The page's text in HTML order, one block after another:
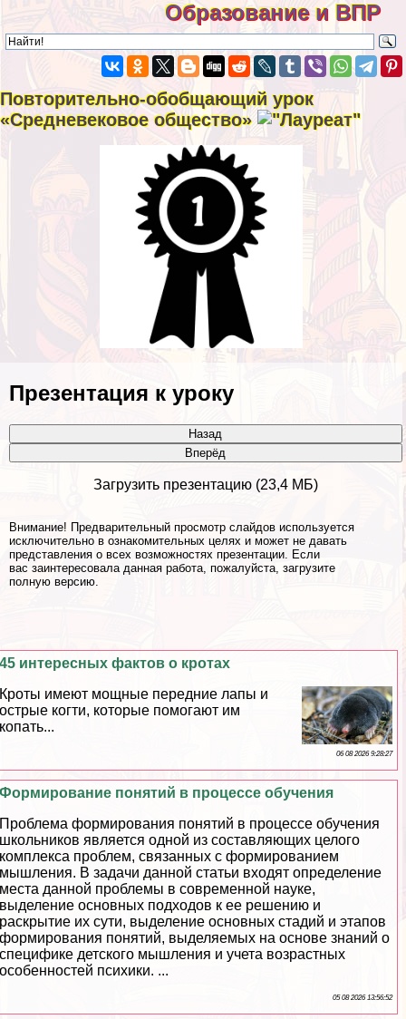
Образование и ВПР
Повторительно-обобщающий урок
«Средневековое общество»
Презентация к уроку
Назад
Вперёд
Загрузить презентацию (23,4 МБ)
Внимание! Предварительный просмотр слайдов используется
исключительно в ознакомительных целях и может не давать
представления о всех возможностях презентации. Если
вас заинтересовала данная работа, пожалуйста, загрузите
полную версию.
45 интересных фактов о кротах
Кроты имеют мощные передние лапы и
острые когти, которые помогают им
копать...
06 08 2026 9:28:27
Формирование понятий в процессе обучения
Проблема формирования понятий в процессе обучения
школьников является одной из составляющих целого
комплекса проблем, связанных с формированием
мышления. В задачи данной статьи входят определение
места данной проблемы в современной науке,
выделение основных подходов к ее решению и
раскрытие их сути, выделение основных стадий и этапов
формирования понятий, выделяемых на основе знаний о
специфике детского мышления и учета возрастных
особенностей психики. ...
05 08 2026 13:56:52